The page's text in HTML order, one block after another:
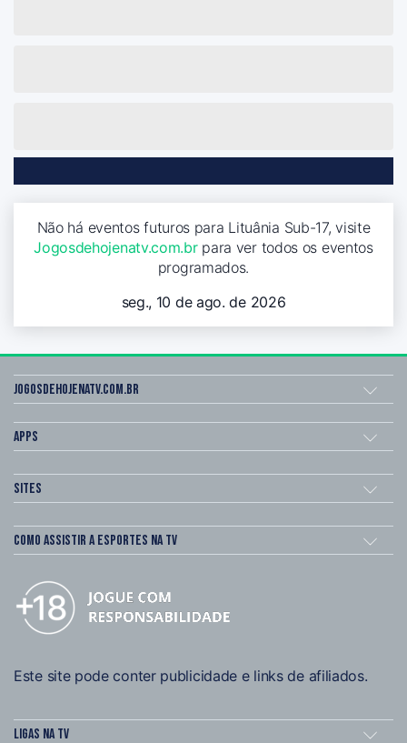
Não há eventos futuros para Lituânia Sub-17, visite
Jogosdehojenatv.com.brpara ver todos os eventos
programados.
seg., 10 de ago. de 2026
Jogosdehojenatv.com.br
Apps
Sites
Como assistir a esportes na TV
Este site pode conter publicidade e links de afiliados.
Ligas na TV